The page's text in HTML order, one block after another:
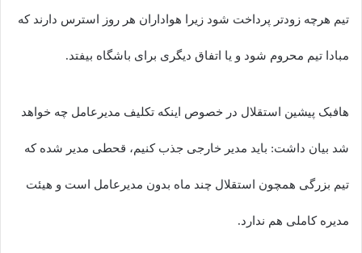
تیم هرچه زودتر پرداخت شود زیرا هواداران هر روز استرس دارند که
مبادا تیم محروم شود و یا اتفاق دیگری برای باشگاه بیفتد.
هافبک پیشین استقلال در خصوص اینکه تکلیف مدیرعامل چه خواهد
شد بیان داشت: باید مدیر خارجی جذب کنیم، قحطی مدیر شده که
تیم بزرگی همچون استقلال چند ماه بدون مدیرعامل است و هیئت
مدیره کاملی هم ندارد.‌